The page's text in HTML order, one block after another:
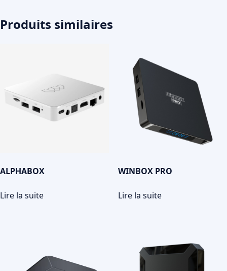
Produits similaires
ALPHABOX
Lire la suite
WINBOX PRO
Lire la suite